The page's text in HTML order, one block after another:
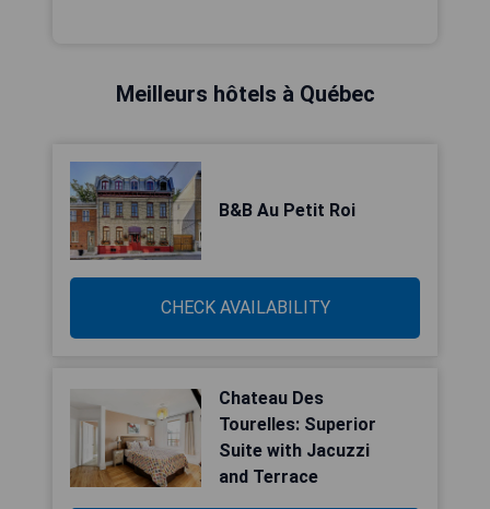
Meilleurs hôtels à Québec
B&B Au Petit Roi
CHECK AVAILABILITY
Chateau Des
Tourelles: Superior
Suite with Jacuzzi
and Terrace